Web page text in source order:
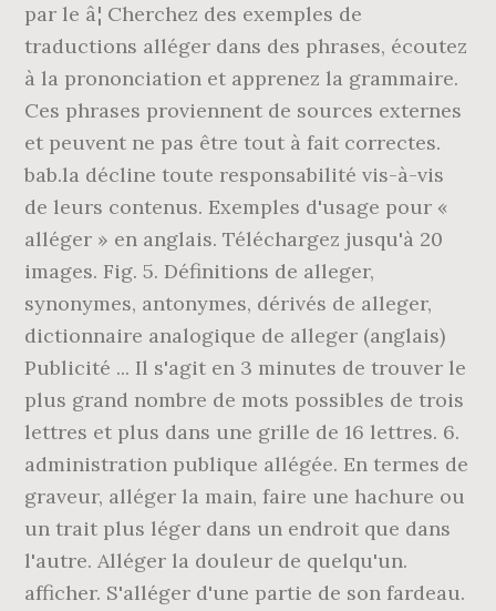
par le â¦ Cherchez des exemples de
traductions alléger dans des phrases, écoutez
à la prononciation et apprenez la grammaire.
Ces phrases proviennent de sources externes
et peuvent ne pas être tout à fait correctes.
bab.la décline toute responsabilité vis-à-vis
de leurs contenus. Exemples d'usage pour «
alléger » en anglais. Téléchargez jusqu'à 20
images. Fig. 5. Définitions de alleger,
synonymes, antonymes, dérivés de alleger,
dictionnaire analogique de alleger (anglais)
Publicité ... Il s'agit en 3 minutes de trouver le
plus grand nombre de mots possibles de trois
lettres et plus dans une grille de 16 lettres. 6.
administration publique allégée. En termes de
graveur, alléger la main, faire une hachure ou
un trait plus léger dans un endroit que dans
l'autre. Alléger la douleur de quelqu'un.
afficher. S'alléger d'une partie de son fardeau.